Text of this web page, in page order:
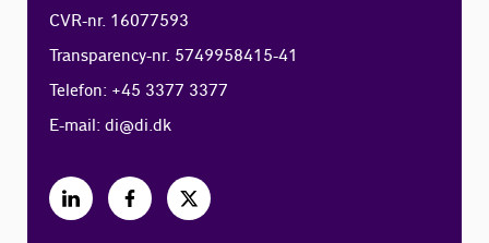
CVR-nr. 16077593
Transparency-nr. 5749958415-41
Telefon: +45 3377 3377
E-mail:di@di.dk